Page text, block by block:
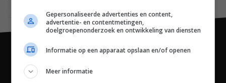
Gepersonaliseerde advertenties en content,
advertentie- en contentmetingen,
doelgroepenonderzoek en ontwikkeling van diensten
Informatie op een apparaat opslaan en/of openen
Meer informatie